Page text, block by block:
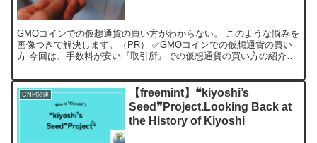
GMOコインでの仮想通貨の買い方がわからない。 このような悩みを
画像つきで解決します。（PR） ✅GMOコインでの仮想通貨の買い
方 今回は、手数料が安い『取引所』での仮想通貨の買い方の紹介で
CNP関連
【freemint】❝kiyoshi’s
Seed❞Project.Looking Back at
the History of Kiyoshi